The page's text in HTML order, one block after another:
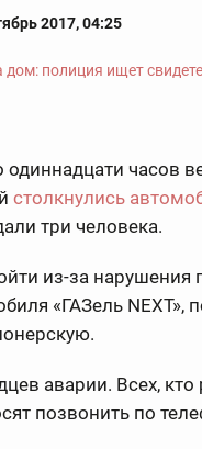
2017, 04:25
часов
столкнулись
три человека.
из-за нарушения
«ГАЗель
аварии. Всех, кто
позвонить по